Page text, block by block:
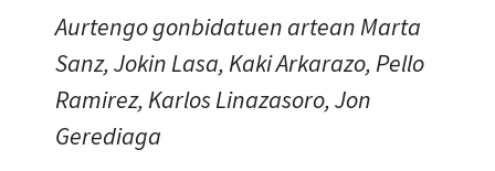
Aurtengo gonbidatuen artean Marta
Sanz, Jokin Lasa, Kaki Arkarazo, Pello
Ramirez, Karlos Linazasoro, Jon
Gerediaga